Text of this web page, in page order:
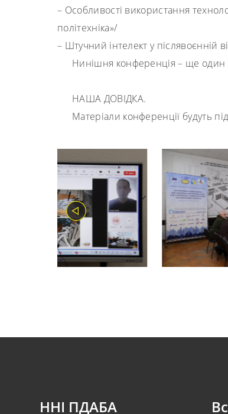
– Особливості використання
політехніка»/
– Штучний інтелект у
Нинішня конференція – ще один
НАША ДОВІДКА.
Матеріали конференції будуть
ННІ ПДАБА